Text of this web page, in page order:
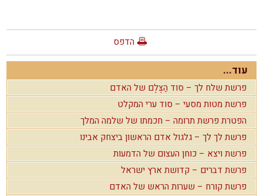
הדפס
עוד...
פרשת שלח לך – סוד הַצֶּלֶם של האדם
פרשת מטות מסעי – סוד ערי המקלט
הפטרת פרשת תרומה – חכמתו של שלמה המלך
פרשת לך לך – גלגול אדם הראשון ביצחק אבינו
פרשת ויצא – כוחן העצום של הדמעות
פרשת דברים – קדושת ארץ ישראל
פרשת קורח – שערות הראש של האדם